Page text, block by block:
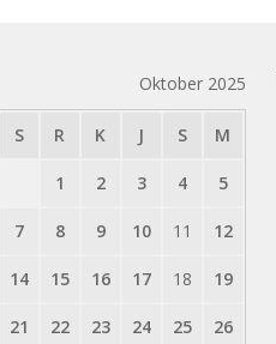
Oktober 2025
S R K J S M
1 2 3 4 5
7 8 9 10 11 12
14 15 16 17 18 19
21 22 23 24 25 26